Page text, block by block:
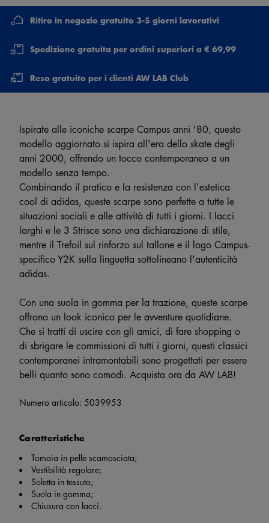
Ritiro in negozio gratuito 3-5 giorni lavorativi
Spedizione gratuita per ordini superiori a € 69,99
Reso gratuito per i clienti AW LAB Club
Ispirate alle iconiche scarpe Campus anni '80, questo
modello aggiornato si ispira all'era dello skate degli
anni 2000, offrendo un tocco contemporaneo a un
modello senza tempo.
Combinando il pratico e la resistenza con l'estetica
cool di adidas, queste scarpe sono perfette a tutte le
situazioni sociali e alle attività di tutti i giorni. I lacci
larghi e le 3 Strisce sono una dichiarazione di stile,
mentre il Trefoil sul rinforzo sul tallone e il logo Campus-
specifico Y2K sulla linguetta sottolineano l'autenticità
adidas.
Con una suola in gomma per la trazione, queste scarpe
offrono un look iconico per le avventure quotidiane.
Che si tratti di uscire con gli amici, di fare shopping o
di sbrigare le commissioni di tutti i giorni, questi classici
contemporanei intramontabili sono progettati per essere
belli quanto sono comodi. Acquista ora da AW LAB!
Numero articolo: 5039953
Caratteristiche
Tomaia in pelle scamosciata;
Vestibilità regolare;
Soletta in tessuto;
Suola in gomma;
Chiusura con lacci.